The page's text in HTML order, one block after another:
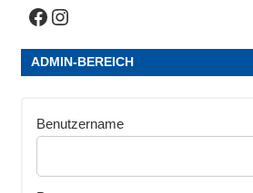
Facebook
Instagram
ADMIN-BEREICH
Benutzername